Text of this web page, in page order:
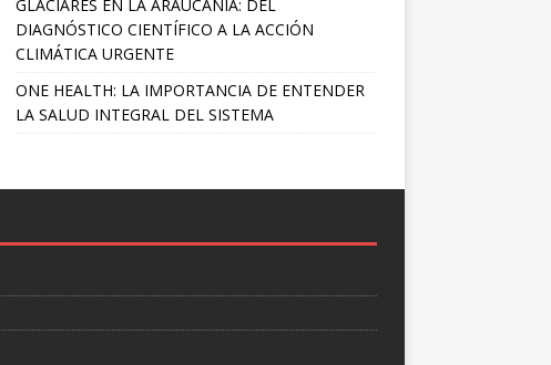
GLACIARES EN LA ARAUCANÍA: DEL
DIAGNÓSTICO CIENTÍFICO A LA ACCIÓN
CLIMÁTICA URGENTE
ONE HEALTH: LA IMPORTANCIA DE ENTENDER
LA SALUD INTEGRAL DEL SISTEMA